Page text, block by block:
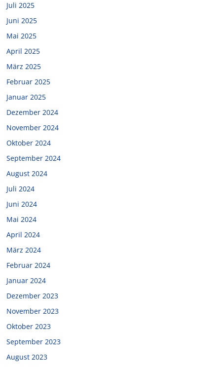
Juli 2025
Juni 2025
Mai 2025
April 2025
März 2025
Februar 2025
Januar 2025
Dezember 2024
November 2024
Oktober 2024
September 2024
August 2024
Juli 2024
Juni 2024
Mai 2024
April 2024
März 2024
Februar 2024
Januar 2024
Dezember 2023
November 2023
Oktober 2023
September 2023
August 2023